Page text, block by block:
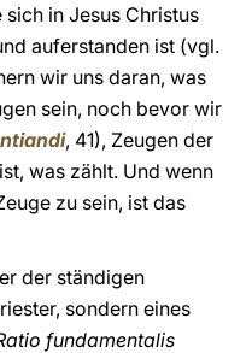
in Jesus Christus
auferstanden ist (vgl.
wir uns daran, was
sein, noch bevor wir
, 41), Zeugen der
was zählt. Und wenn
zu sein, ist das
der ständigen
sondern eines
fundamentalis